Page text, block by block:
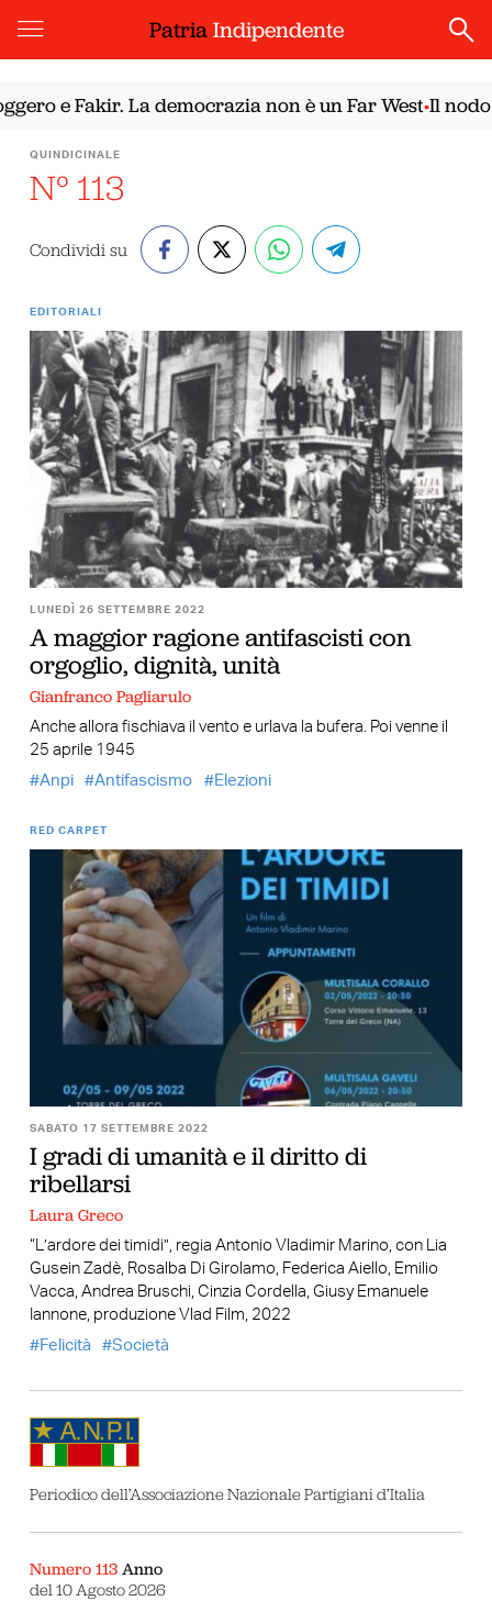
PatriaIndipendente
e Fakir. La democrazia non è un Far West•Il nodo
QUINDICINALE
N° 113
Condividi su
EDITORIALI
LUNEDÌ 26 SETTEMBRE 2022
A maggior ragione antifascisti con
orgoglio, dignità, unità
Gianfranco Pagliarulo
Anche allora fischiava il vento e urlava la bufera. Poi venne il
25 aprile 1945
Anpi
Antifascismo Elezioni
RED CARPET
SABATO 17 SETTEMBRE 2022
I gradi di umanità e il diritto di
ribellarsi
Laura Greco
“L’ardore dei timidi”, regia Antonio Vladimir Marino, con Lia
Gusein Zadè, Rosalba Di Girolamo, Federica Aiello, Emilio
Vacca, Andrea Bruschi, Cinzia Cordella, Giusy Emanuele
Iannone, produzione Vlad Film, 2022
Felicità
Società
Periodico dell’Associazione Nazionale Partigiani d’Italia
Numero 113Anno
del 10 Agosto 2026